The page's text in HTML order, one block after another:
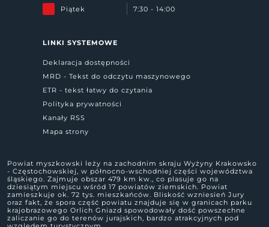
Piątek 7:30 - 14:00
LINKI SYSTEMOWE
Deklaracja dostępności
MRD - Tekst do odczytu maszynowego
ETR - tekst łatwy do czytania
Polityka prywatności
Kanały RSS
Mapa strony
Powiat myszkowski leży na zachodnim skraju Wyżyny Krakowsko
- Częstochowskiej, w północno-wschodniej części województwa
śląskiego. Zajmuje obszar 479 km kw., co plasuje go na
dziesiątym miejscu wśród 17 powiatów ziemskich. Powiat
zamieszkuje ok. 72 tys. mieszkańców. Bliskość wzniesień Jury
oraz fakt, że spora część powiatu znajduje się w granicach parku
krajobrazowego Orlich Gniazd spowodowały dość powszechne
zaliczanie go do terenów jurajskich, bardzo atrakcyjnych pod